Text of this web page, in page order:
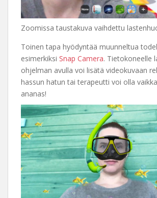
Zoomissa taustakuva vaihdettu
Toinen tapa hyödyntää muunneltua
esimerkiksi Snap Camera. Tietokoneelle
ohjelman avulla voi lisätä videokuvaan
hassun hatun tai terapeutti voi olla
ananas!